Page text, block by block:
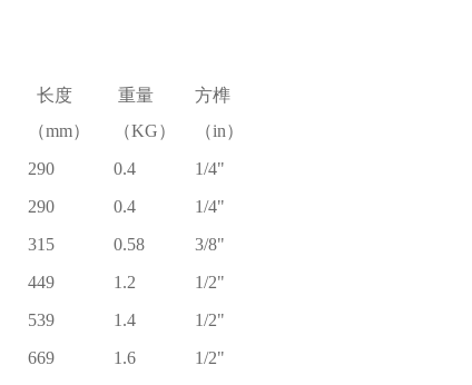
长度
（mm）
重量
（KG）
方榫
（in）
290 0.4
1/4"
290 0.4
1/4"
315 0.58
3/8"
449 1.2
1/2"
539 1.4
1/2"
669 1.6
1/2"